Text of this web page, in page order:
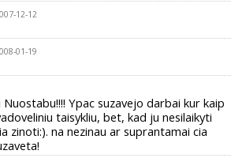
12-12
01-19
Ypac suzavejo darbai kur kaip
taisykliu, bet, kad ju nesilaikyti
zinoti:). na nezinau ar suprantamai cia